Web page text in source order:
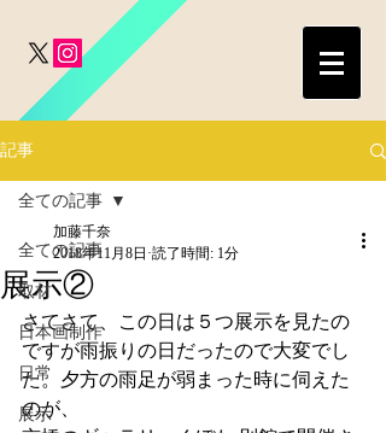
記事
全ての記事
取材
日本画制作
日常
展示
全ての記事
展示②
加藤千奈
2018年11月8日 読了時間: 1分
さてさて、この日は５つ展示を見たの
ですが雨振りの日だったので大変でし
た。夕方の雨足が弱まった時に伺えた
のが、